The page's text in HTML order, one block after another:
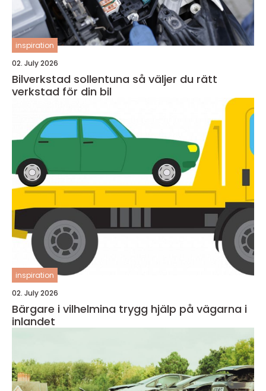
inspiration
02. July 2026
Bilverkstad sollentuna så väljer du rätt
verkstad för din bil
inspiration
02. July 2026
Bärgare i vilhelmina trygg hjälp på vägarna i
inlandet